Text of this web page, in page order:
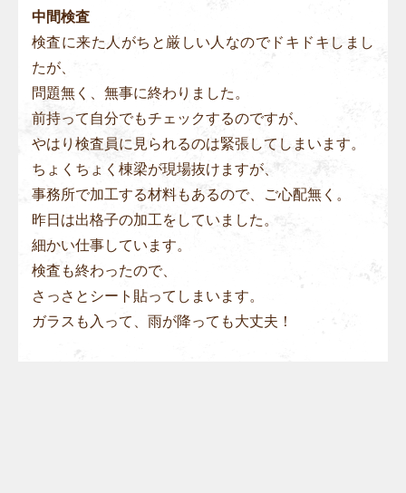
中間検査
検査に来た人がちと厳しい人なのでドキドキしまし
たが、
問題無く、無事に終わりました。
前持って自分でもチェックするのですが、
やはり検査員に見られるのは緊張してしまいます。
ちょくちょく棟梁が現場抜けますが、
事務所で加工する材料もあるので、ご心配無く。
昨日は出格子の加工をしていました。
細かい仕事しています。
検査も終わったので、
さっさとシート貼ってしまいます。
ガラスも入って、雨が降っても大丈夫！